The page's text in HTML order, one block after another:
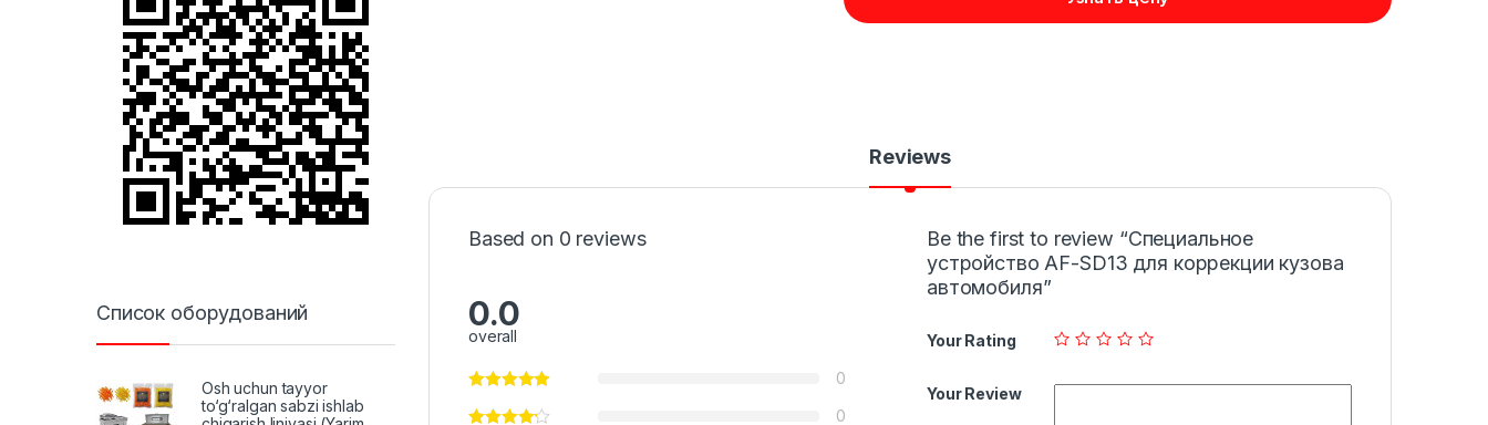
Reviews
Based on 0 reviews
0.0
overall
0
0
Be the first to review “Специальное
устройство AF-SD13 для коррекции кузова
автомобиля”
Your Rating
Your Review
Список оборудований
Osh uchun tayyor
to‘g‘ralgan sabzi ishlab